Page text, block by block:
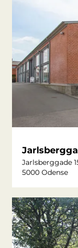
Jarlsberggade
5000 Odense